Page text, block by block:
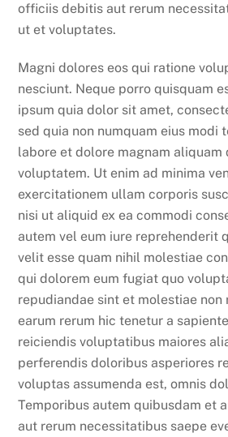
officiis debitis aut rerum
ut et voluptates.
Magni dolores eos qui ratione
nesciunt. Neque porro quisquam
ipsum quia dolor sit amet,
sed quia non numquam eius modi
labore et dolore magnam aliquam
voluptatem. Ut enim ad minima
exercitationem ullam corporis
nisi ut aliquid ex ea commodi
autem vel eum iure reprehenderit
velit esse quam nihil molestiae
qui dolorem eum fugiat quo
repudiandae sint et molestiae non
earum rerum hic tenetur a
reiciendis voluptatibus maiores
perferendis doloribus asperiores
voluptas assumenda est, omnis
Temporibus autem quibusdam et
aut rerum necessitatibus saepe